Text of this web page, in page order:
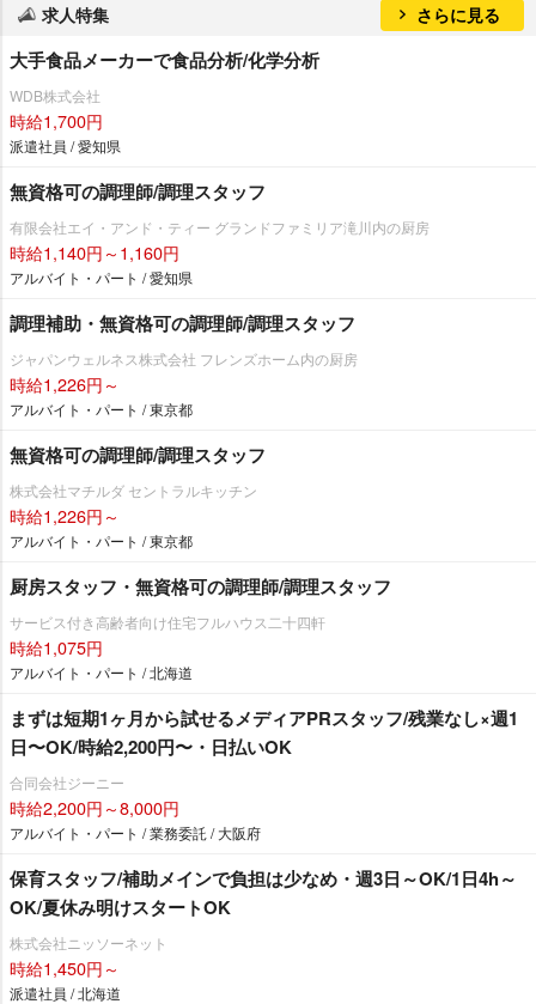
求人特集 さらに見る
大手食品メーカーで食品分析/化学分析
WDB株式会社
時給1,700円
派遣社員 / 愛知県
無資格可の調理師/調理スタッフ
有限会社エイ・アンド・ティー グランドファミリア滝川内の厨房
時給1,140円～1,160円
アルバイト・パート / 愛知県
調理補助・無資格可の調理師/調理スタッフ
ジャパンウェルネス株式会社 フレンズホーム内の厨房
時給1,226円～
アルバイト・パート / 東京都
無資格可の調理師/調理スタッフ
株式会社マチルダ セントラルキッチン
時給1,226円～
アルバイト・パート / 東京都
厨房スタッフ・無資格可の調理師/調理スタッフ
サービス付き高齢者向け住宅フルハウス二十四軒
時給1,075円
アルバイト・パート / 北海道
まずは短期1ヶ月から試せるメディアPRスタッフ/残業なし×週1
日〜OK/時給2,200円〜・日払いOK
合同会社ジーニー
時給2,200円～8,000円
アルバイト・パート / 業務委託 / 大阪府
保育スタッフ/補助メインで負担は少なめ・週3日～OK/1日4h～
OK/夏休み明けスタートOK
株式会社ニッソーネット
時給1,450円～
派遣社員 / 北海道